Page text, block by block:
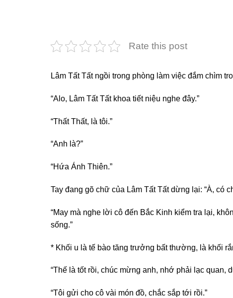
Rate this post
Lâm Tất Tất ngồi trong phòng làm việc đắm chìm
“Alo, Lâm Tất Tất khoa tiết niệu nghe đây.”
“Thất Thất, là tôi.”
“Anh là?”
“Hứa Ánh Thiên.”
Tay đang gõ chữ của Lâm Tất Tất dừng lại: “À, có
“May mà nghe lời cô đến Bắc Kinh kiểm tra lại,
sống.”
* Khối u là tế bào tăng trưởng bất thường, là khối
“Thế là tốt rồi, chúc mừng anh, nhớ phải lạc quan,
“Tôi gửi cho cô vài món đồ, chắc sắp tới rồi.”